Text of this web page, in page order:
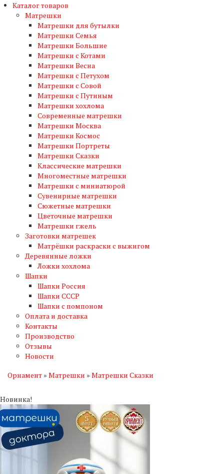
Каталог товаров
Матрешки
Матрешки для бутылки
Матрешки Семья
Матрешки Большие
Матрешки с Котами
Матрешки Весна
Матрешки с Петухом
Матрешки с Совой
Матрешки с Путиным
Матрешки хохлома
Современные матрешки
Матрешки Москва
Матрешки Космос
Матрешки Портреты
Матрешки Сказки
Классические матрешки
Многоместные матрешки
Матрешки с миниатюрой
Сувенирные матрешки
Сюжетные матрешки
Цветочные матрешки
Матрешки гжель
Заготовки матрешек
Матрёшки раскраски с выжигом
Деревянные ложки
Ложки хохлома
Шапки
Шапки Россия
Шапки СССР
Шапки с помпоном
Оплата и доставка
Контакты
Производство
Отзывы
Новости
Орнамент » Матрешки » Матрешки Сказки
Новинка!